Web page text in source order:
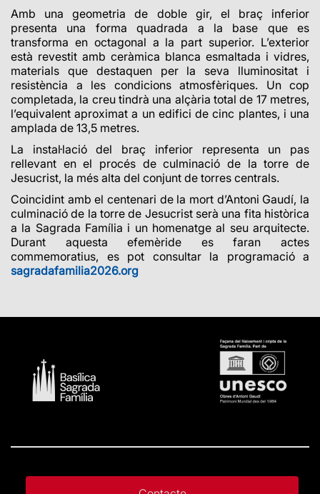
Amb una geometria de doble gir, el braç inferior
presenta una forma quadrada a la base que es
transforma en octagonal a la part superior. L’exterior
està revestit amb ceràmica blanca esmaltada i vidres,
materials que destaquen per la seva lluminositat i
resistència a les condicions atmosfèriques. Un cop
completada, la creu tindrà una alçària total de 17 metres,
l’equivalent aproximat a un edifici de cinc plantes, i una
amplada de 13,5 metres.
La instal·lació del braç inferior representa un pas
rellevant en el procés de culminació de la torre de
Jesucrist, la més alta del conjunt de torres centrals.
Coincidint amb el centenari de la mort d’Antoni Gaudí, la
culminació de la torre de Jesucrist serà una fita històrica
a la Sagrada Família i un homenatge al seu arquitecte.
Durant aquesta efemèride es faran actes
commemoratius, es pot consultar la programació a
sagradafamilia2026.org